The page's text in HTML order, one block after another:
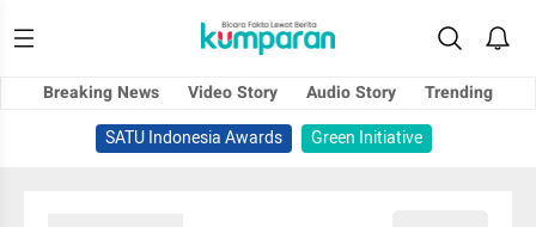
Breaking News Video Story Audio Story
Trending
SATU Indonesia Awards
Green Initiative